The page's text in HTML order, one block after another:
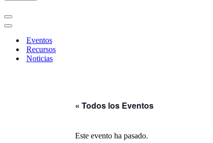
Menú
de
Menú
navegación
Eventos
Recursos
Noticias
« Todos los Eventos
Este evento ha pasado.